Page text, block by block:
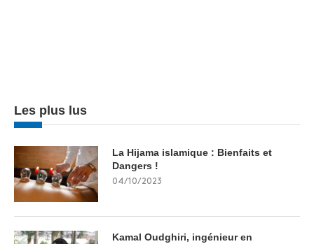
Les plus lus
La Hijama islamique : Bienfaits et
Dangers !
04/10/2023
Kamal Oudghiri, ingénieur en